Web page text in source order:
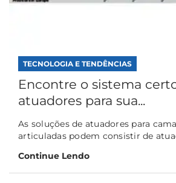
TECNOLOGIA E TENDÊNCIAS
Encontre o sistema
atuadores para sua...
As soluções de atuadores para
articuladas podem consistir de
Continue Lendo